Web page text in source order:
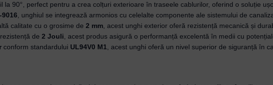
la 90°, perfect pentru a crea colțuri exterioare în traseele cablurilor, oferind o soluție
9016, unghiul se integrează armonios cu celelalte componente ale sistemului de
calitate cu o grosime de 2 mm, acest unghi exterior oferă rezistență mecanică și
de 2 Jouli, acest produs asigură o performanță excelentă în medii cu
conform standardului UL94V0 M1, acest unghi oferă un nivel superior de siguranță în
Password